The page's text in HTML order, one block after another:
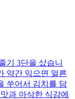
기 3단을 샀습니
약간 익으면 얼른
쑤어서 김치를 담
과 아삭한 식감에